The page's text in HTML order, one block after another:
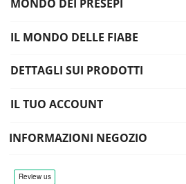
MONDO DEI PRESEPI
IL MONDO DELLE FIABE
DETTAGLI SUI PRODOTTI
IL TUO ACCOUNT
INFORMAZIONI NEGOZIO